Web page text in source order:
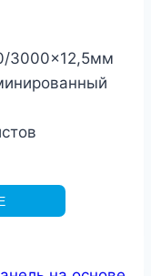
3000×12,5мм